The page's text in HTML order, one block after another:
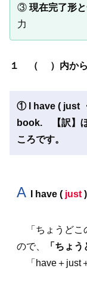
③ 現在完了形
力
１ （ ）内から
① I have ( just
book. 【訳】
ころです。
A I have ( just
「ちょうどこ
ので、
「ちょ
「have＋just